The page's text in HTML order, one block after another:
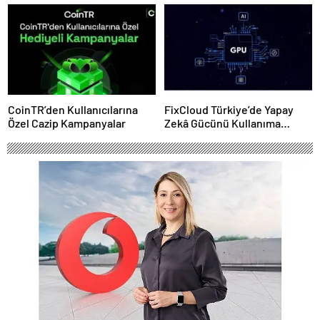
Vekili Oldu Kampanyası
CoinTR’den Kullanıcılarına
Özel Cazip Kampanyalar
FixCloud Türkiye’de Yapay
Zekâ Gücünü Kullanıma